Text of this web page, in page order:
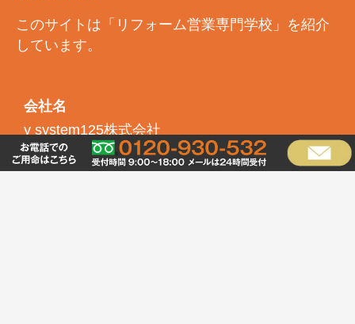
このサイトは「リフォーム営業専門学校」を紹介
しています。
会社名
y system125株式会社
所在地